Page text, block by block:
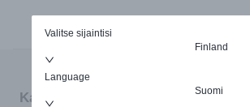
Valitse sijaintisi
Finland
Language
Suomi
Kaipaatko apua tuotteen valinnassa?